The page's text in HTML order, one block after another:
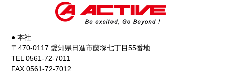
● 本社
〒470-0117 愛知県日進市藤塚七丁目55番地
TEL 0561-72-7011
FAX 0561-72-7012